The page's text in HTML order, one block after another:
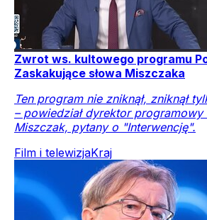
Zwrot ws. kultowego programu
Zaskakujące słowa Miszczaka
Ten program nie zniknął, zniknął
– powiedział dyrektor programowy
Miszczak, pytany o "Interwencję".
Film i telewizjaKraj